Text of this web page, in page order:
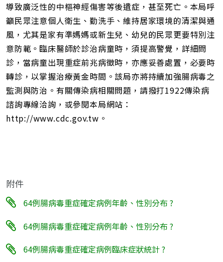
導致廣泛性的中樞神經傷害等後遺症，甚至死亡。本局呼
籲民眾注意個人衛生、勤洗手、維持居家環境的清潔與通
風，尤其是家有準媽媽或新生兒、幼兒的民眾更要特別注
意防範。臨床醫師於診治病童時，須提高警覺，詳細問
診，當病童出現重症前兆病徵時，亦應妥善處置，必要時
轉診，以掌握治療黃金時間。該局亦將持續加強腸病毒之
監測與防治。有關傳染病相關問題，請撥打1922傳染病
諮詢專線洽詢，或參閱本局網站：
http://www.cdc.gov.tw。
附件
64例腸病毒重症確定病例年齡、性別分布 ?
64例腸病毒重症確定病例年齡、性別分布 ?
64例腸病毒重症確定病例臨床症狀統計 ?